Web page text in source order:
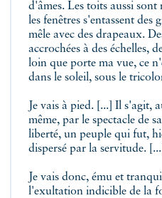
d'âmes. Les toits aussi
les fenêtres s'entassent des
mêle avec des drapeaux.
accrochées à des échelles,
loin que porte ma vue, ce
dans le soleil, sous le
Je vais à pied. [...] Il
même, par le spectacle de
liberté, un peuple qui fut,
dispersé par la servitude. [...]
Je vais donc, ému et
l'exultation indicible de la